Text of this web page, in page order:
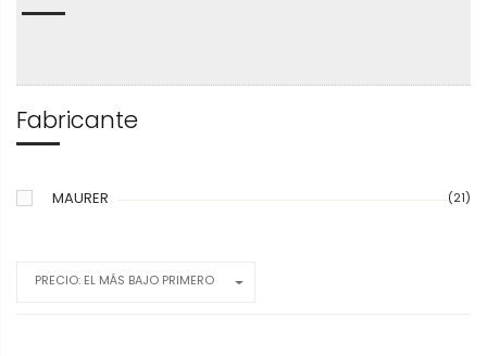
Fabricante
MAURER (21)
PRECIO: EL MÁS BAJO PRIMERO